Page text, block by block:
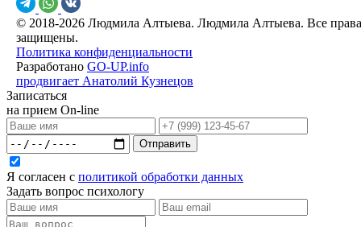
© 2018-2026 Людмила Алтыева. Людмила Алтыева. Все права
защищены.
Политика конфиденциальности
Разработано GO-UP.info
продвигает Анатолий Кузнецов
Записаться
на прием On-line
Отправить
Я согласен с политикой обработки данных
Задать вопрос психологу